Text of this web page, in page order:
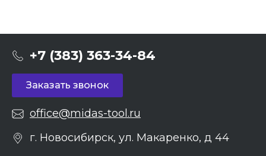
+7 (383) 363-34-84
Заказать звонок
office@midas-tool.ru
г. Новосибирск, ул. Макаренко, д 44